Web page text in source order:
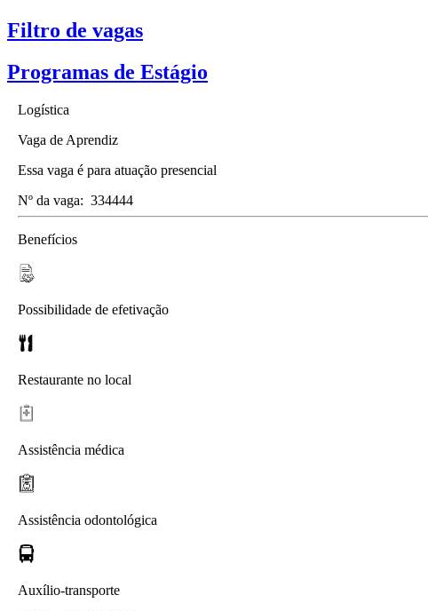
Filtro de vagas
Programas de Estágio
Logística
Vaga de Aprendiz
Essa vaga é para atuação presencial
Nº da vaga: 334444
Benefícios
Possibilidade de efetivação
Restaurante no local
Assistência médica
Assistência odontológica
Auxílio-transporte